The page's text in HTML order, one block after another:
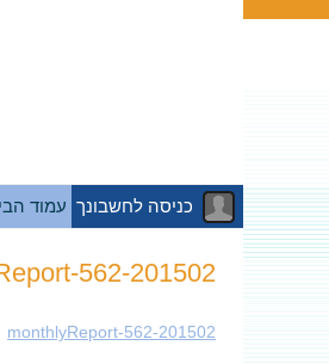
כניסה לחשבונך עמוד
201502-monthlyReport-562
201502-monthlyReport-562